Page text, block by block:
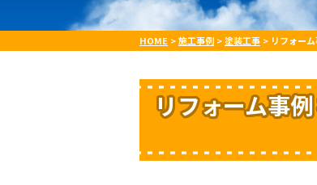
HOME >施工事例 >塗装工事 > リフォー
リフォーム事